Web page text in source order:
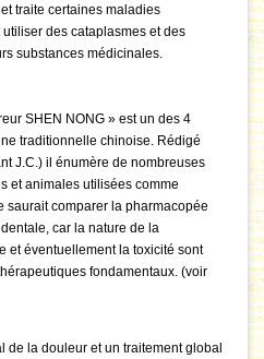
traite certaines maladies
des cataplasmes et des
substances médicinales.
SHEN NONG » est un des 4
traditionnelle chinoise. Rédigé
J.C.) il énumère de nombreuses
et animales utilisées comme
saurait comparer la pharmacopée
car la nature de la
et éventuellement la toxicité sont
fondamentaux. (voir
de la douleur et un traitement global